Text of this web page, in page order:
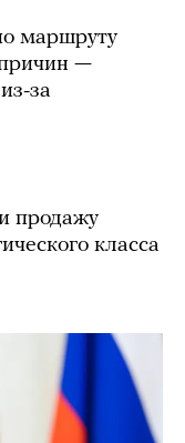
маршруту
—
за
продажу
класса